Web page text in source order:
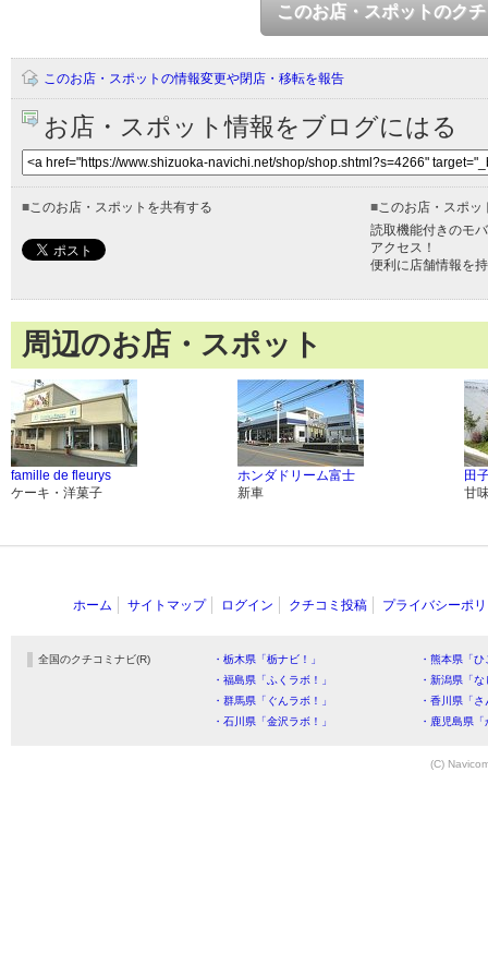
このお店・スポットのク
このお店・スポットの情報変更や閉店・移転を報告
お店・スポット情報をブログにはる
■このお店・スポットを共有する ■このお店・スポッ
読取機能付きのモ
アクセス！
便利に店舗情報を
周辺のお店・スポット
famille de fleurys
ケーキ・洋菓子
ホンダドリーム富士
新車
田
甘
ホーム サイトマップ ログイン クチコミ投稿 プライバシーポ
全国のクチコミナビ(R) ・栃木県「栃ナビ！」
・熊本県「
・福島県「ふくラボ！」
・新潟県「
・群馬県「ぐんラボ！」
・香川県「
・石川県「金沢ラボ！」
・鹿児島県
(C)